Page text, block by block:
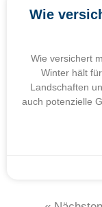
Wie
Wie versichert
Winter hält
Landschaften
auch potenzielle